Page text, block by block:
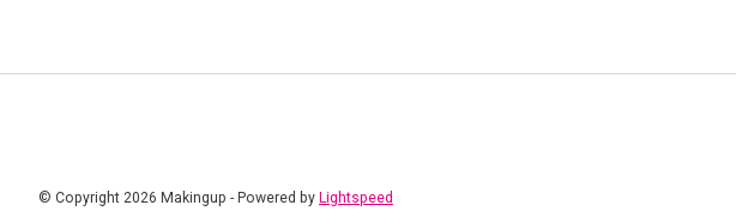
© Copyright 2026 Makingup - Powered by Lightspeed